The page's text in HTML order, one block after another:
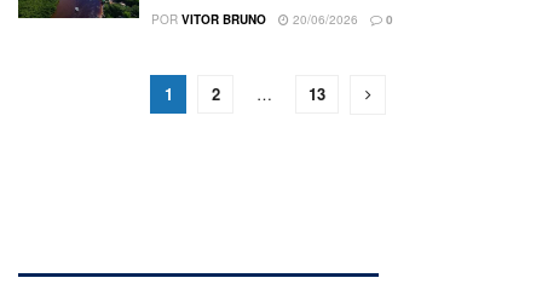
POR VITOR BRUNO 20/06/2026 0
1 2 … 13